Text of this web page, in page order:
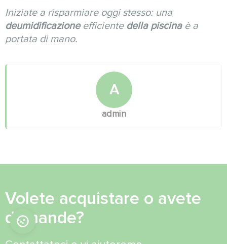
Iniziate a risparmiare oggi stesso: una
deumidificazioneefficiente della piscinaè a
portata di mano.
A
admin
Volete acquistare o avete
domande?